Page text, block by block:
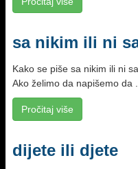
sa nikim ili ni
Kako se piše sa nikim ili ni
Ako želimo da napišemo da ...
Pročitaj više
dijete ili djete